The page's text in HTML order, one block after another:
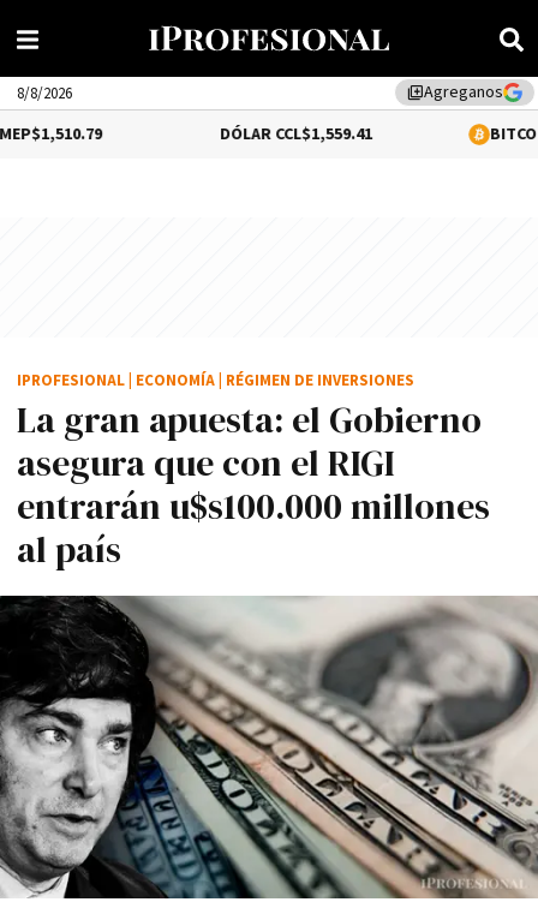
library_addAgreganos
8/8/2026
$1,559.41 $64,540.00
La gran apuesta: el Gobierno
asegura que con el RIGI
entrarán u$s100.000 millones
al país
IPROFESIONAL ECONOMÍA RÉGIMEN DE INVERSIONES